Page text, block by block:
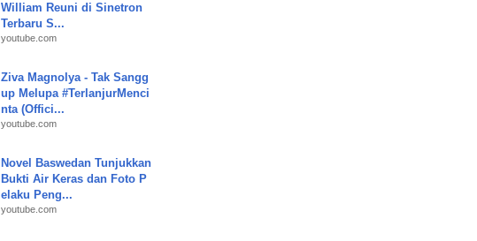
William Reuni di Sinetron
Terbaru S...
youtube.com
Ziva Magnolya - Tak Sangg
up Melupa #TerlanjurMenci
nta (Offici...
youtube.com
Novel Baswedan Tunjukkan
Bukti Air Keras dan Foto P
elaku Peng...
youtube.com